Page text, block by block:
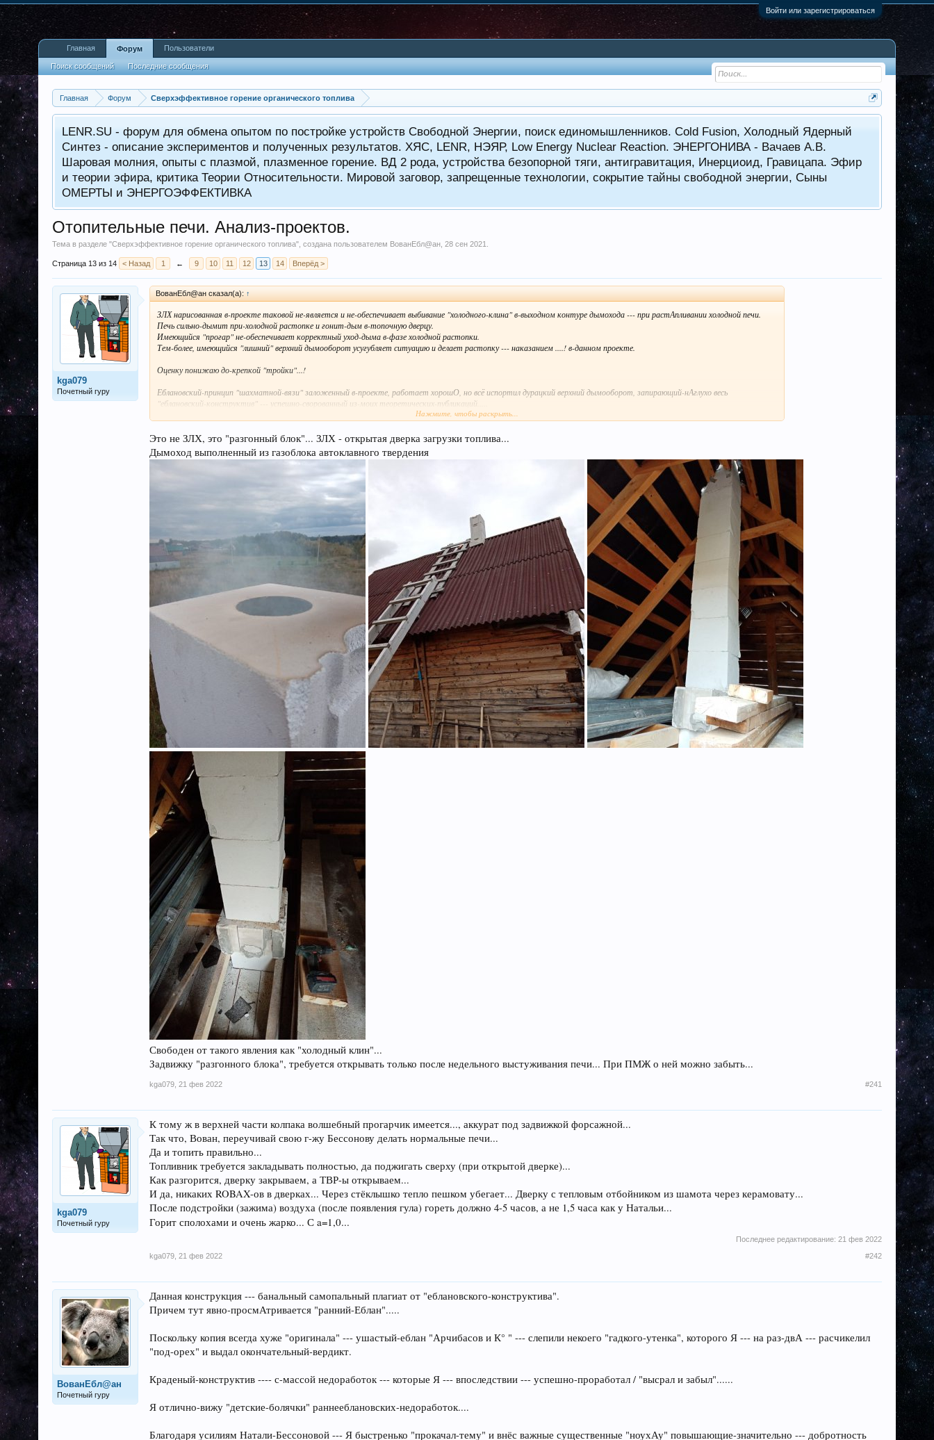
Войти или зарегистрироваться
Главная Форум Сверхэффективное горение органического топлива
LENR.SU - форум для обмена опытом по постройке устройств Свободной Энергии, поиск единомышленников. Cold Fusion, Холодный Ядерный
Синтез - описание экспериментов и полученных результатов. ХЯС, LENR, НЭЯР, Low Energy Nuclear Reaction. ЭНЕРГОНИВА - Вачаев А.В.
Шаровая молния, опыты с плазмой, плазменное горение. ВД 2 рода, устройства безопорной тяги, антигравитация, Инерциоид, Гравицапа. Эфир
и теории эфира, критика Теории Относительности. Мировой заговор, запрещенные технологии, сокрытие тайны свободной энергии, Сыны
ОМЕРТЫ и ЭНЕРГОЭФФЕКТИВКА
Отопительные печи. Анализ-проектов.
Тема в разделе "Сверхэффективное горение органического топлива", создана пользователем ВованЕбл@ан 28 сен 2021
Страница 13 из 14 < Назад 1 ← 9 10 11 12 13 14 Вперёд >
kga079
Почетный гуру
ВованЕбл@ан сказал(а): ↑
ЗЛХ нарисованная в-проекте таковой не-является и не-обеспечивает выбивание "холодного-клина" в-выходном контуре дымохода --- при растАпливании холодной печи.
Печь сильно-дымит при-холодной растопке и гонит-дым в-топочную дверцу.
Имеющийся "прогар" не-обеспечивает корректный уход-дыма в-фазе холодной растопки.
Тем-более, имеющийся "лишний" верхний дымооборот усугубляет ситуацию и делает растопку --- наказанием ....! в-данном проекте.
Оценку понижаю до-крепкой "тройки"...!
Еблановский-принцип "шахматной-вязи" заложенный в-проекте, работает хорошО, но всё испортил дурацкий верхний дымооборот, запирающий-нАглухо весь
"еблановский-конструктив" --- успешно-сворованный из-моих теоретических-публикаций.....
Нажмите, чтобы раскрыть...
Это не ЗЛХ, это "разгонный блок"... ЗЛХ - открытая дверка загрузки топлива...
Дымоход выполненный из газоблока автоклавного твердения
Свободен от такого явления как "холодный клин"...
Задвижку "разгонного блока", требуется открывать только после недельного выстуживания печи... При ПМЖ о ней можно забыть...
kga079 21 фев 2022 #241
kga079
Почетный гуру
К тому ж в верхней части колпака волшебный прогарчик имеется..., аккурат под задвижкой форсажной...
Так что, Вован, переучивай свою г-жу Бессонову делать нормальные печи...
Да и топить правильно...
Топливник требуется закладывать полностью, да поджигать сверху (при открытой дверке)...
Как разгорится, дверку закрываем, а ТВР-ы открываем...
И да, никаких ROBAX-ов в дверках... Через стёклышко тепло пешком убегает... Дверку с тепловым отбойником из шамота через керамовату...
После подстройки (зажима) воздуха (после появления гула) гореть должно 4-5 часов, а не 1,5 часа как у Натальи...
Горит сполохами и очень жарко... С a=1,0...
Последнее редактирование: 21 фев 2022
kga079 21 фев 2022 #242
ВованЕбл@ан
Почетный гуру
Данная конструкция --- банальный самопальный плагиат от "еблановского-конструктива".
Причем тут явно-просмАтривается "ранний-Еблан".....
Поскольку копия всегда хуже "оригинала" --- ушастый-еблан "Арчибасов и К° " --- слепили некоего "гадкого-утенка", которого Я --- на раз-двА --- расчикелил
"под-орех" и выдал окончательный-вердикт.
Краденый-конструктив ---- с-массой недоработок --- которые Я --- впоследствии --- успешно-проработал / "высрал и забыл"......
Я отлично-вижу "детские-болячки" раннееблановских-недоработок....
Благодаря усилиям Натали-Бессоновой --- Я быстренько "прокачал-тему" и внёс важные существенные "ноухАу" повышающие-значительно --- добротность
Главная Форум
Поиск сообщений Последние сообщения
Пользователи